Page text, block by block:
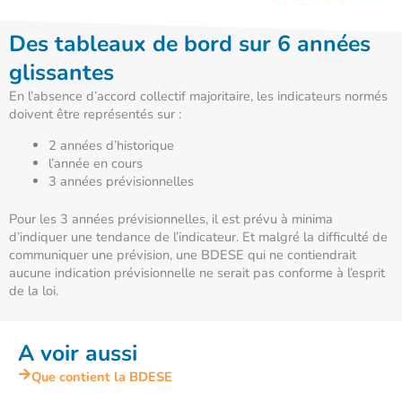
Des tableaux de bord sur 6 années
glissantes
En l’absence d’accord collectif majoritaire, les indicateurs normés
doivent être représentés sur :
2 années d’historique
l’année en cours
3 années prévisionnelles
Pour les 3 années prévisionnelles, il est prévu à minima
d’indiquer une tendance de l’indicateur. Et malgré la difficulté de
communiquer une prévision, une BDESE qui ne contiendrait
aucune indication prévisionnelle ne serait pas conforme à l’esprit
de la loi.
A voir aussi
Que contient la BDESE